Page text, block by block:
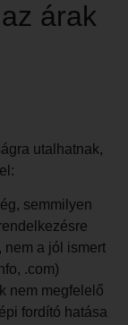
árak
utalhatnak,
semmilyen
nem a jól ismert
.com)
nem megfelelő
fordító hatása